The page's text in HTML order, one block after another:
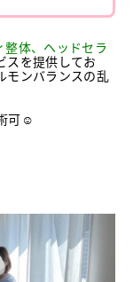
整体、ヘッドセラ
スを提供してお
モンバランスの乱
可☺